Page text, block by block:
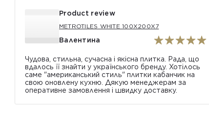
Product review
METROTILES WHITE 100X200X7
Валентина
Чудова, стильна, сучасна і якісна плитка. Рада, що
вдалось її знайти у українського бренду. Хотілось
саме "американський стиль" плитки кабанчик на
свою оновлену кухню. Дякую менеджерам за
оперативне замовлення і швидку доставку.